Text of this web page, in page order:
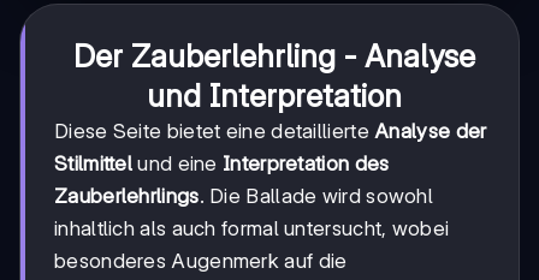
Der Zauberlehrling - Analyse
und Interpretation
Diese Seite bietet eine detaillierteAnalyse der
Stilmittel und eine Interpretation des
Zauberlehrlings. Die Ballade wird sowohl
inhaltlich als auch formal untersucht, wobei
besonderes Augenmerk auf die